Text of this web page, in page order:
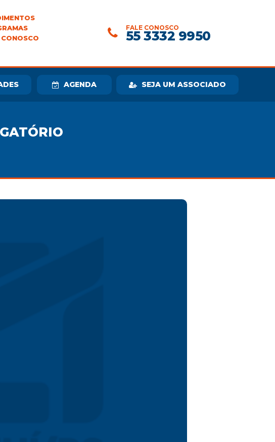
FALE CONOSCO
55 3332 9950
AGENDA SEJA UM ASSOCIADO